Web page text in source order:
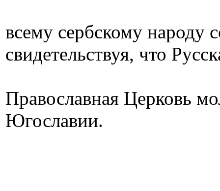
всему сербскому народу
свидетельствуя, что
Православная Церковь
Югославии.